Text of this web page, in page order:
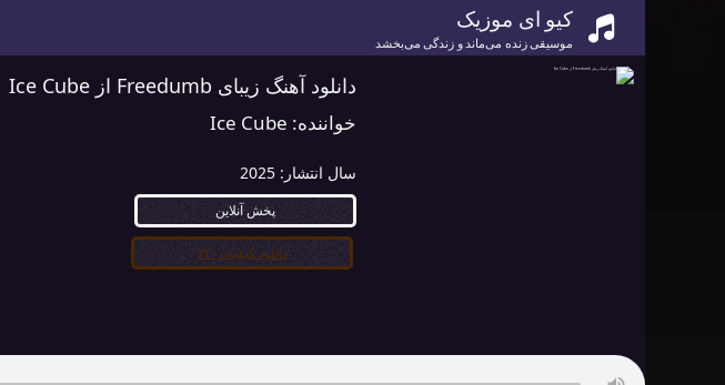
کیو ای موزیک
موسیقی زنده می‌ماند و زندگی می‌بخشد
دانلود آهنگ زیبای Freedumb از Ice Cube
خواننده: Ice Cube
سال انتشار: 2025
پخش آنلاین
دانلود کیفیت ۳۲۰